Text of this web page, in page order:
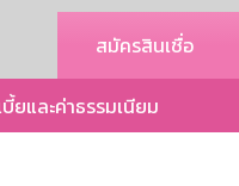
สมัครสินเชื่อ
ยและค่าธรรมเนียม